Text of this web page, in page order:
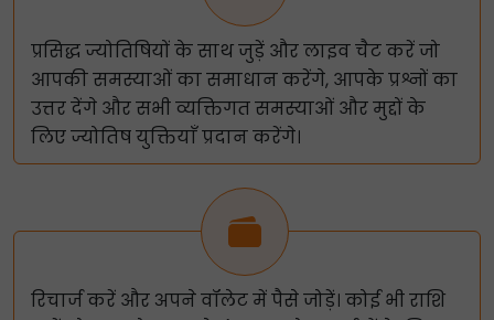
प्रसिद्ध ज्योतिषियों के साथ जुड़ें और लाइव चैट करें जो
आपकी समस्याओं का समाधान करेंगे, आपके प्रश्नों का
उत्तर देंगे और सभी व्यक्तिगत समस्याओं और मुद्दों के
लिए ज्योतिष युक्तियाँ प्रदान करेंगे।
रिचार्ज करें और अपने वॉलेट में पैसे जोड़ें। कोई भी राशि